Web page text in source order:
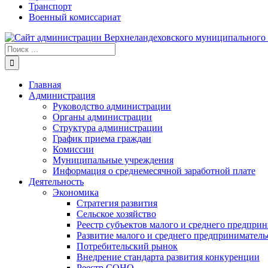
Транспорт
Военный комиссариат
Результат
поиска:
Главная
Администрация
Руководство администрации
Органы администрации
Структура администрации
График приема граждан
Комиссии
Муниципальные учреждения
Информация о среднемесячной заработной плате
Деятельность
Экономика
Стратегия развития
Сельское хозяйство
Реестр субъектов малого и среднего
Развитие малого и среднего
Потребительский рынок
Внедрение стандарта развития конкуренции